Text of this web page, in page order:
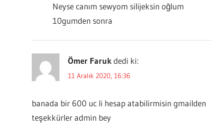
Neyse canım sewyom silijeksin oğlum
10gumden sonra
Ömer Faruk dedi ki:
11 Aralık 2020, 16:36
banada bir 600 uc li hesap atabilirmisin gmailden
teşekkürler admin bey